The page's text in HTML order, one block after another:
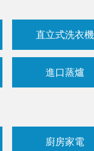
直立式洗衣機
進口蒸爐
廚房家電